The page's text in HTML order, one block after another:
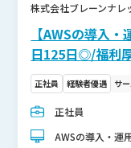
株式会社ブレーンナレ
【AWSの導入
日125日◎/福利
正社員 経験者優遇 サ
正社員
AWSの導入・運